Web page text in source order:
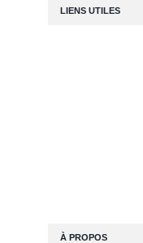
LIENS UTILES
À PROPOS